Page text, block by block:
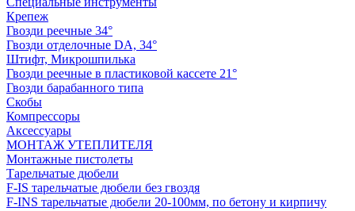
Крепеж
Гвозди реечные 34°
Гвозди отделочные DA, 34°
Штифт, Микрошпилька
Гвозди реечные в пластиковой кассете 21°
Гвозди барабанного типа
Скобы
Компрессоры
Аксессуары
МОНТАЖ УТЕПЛИТЕЛЯ
Монтажные пистолеты
Тарельчатые дюбели
F-IS тарельчатые дюбели без гвоздя
F-INS тарельчатые дюбели 20-100мм, по бетону и кирпичу